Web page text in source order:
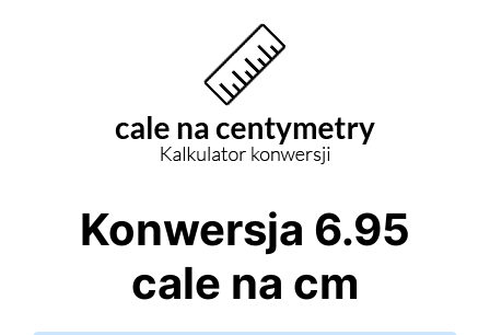
Konwersja 6.95
cale na cm